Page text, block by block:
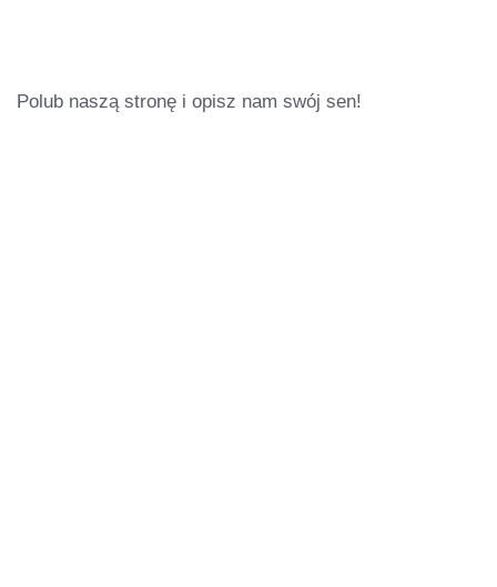
Polub naszą stronę i opisz nam swój sen!